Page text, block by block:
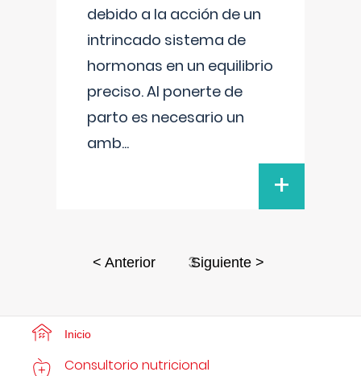
debido a la acción de un
intrincado sistema de
hormonas en un equilibrio
preciso. Al ponerte de
parto es necesario un
amb...
+
< Anterior 3Siguiente >
Inicio
Consultorio nutricional